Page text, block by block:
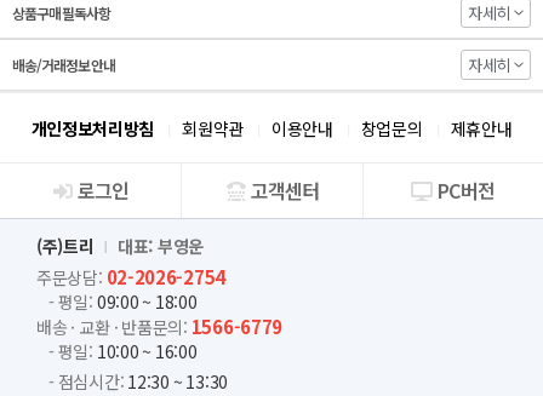
상품구매 필독사항 자세히
배송/거래정보 안내 자세히
개인정보처리방침 회원약관 이용안내 창업문의 제휴안내
회사소개
로그인 고객센터 PC버전
(주)트리
대표: 부영운
주문상담: 02-2026-2754
- 평일: 09:00 ~ 18:00
배송 · 교환 · 반품문의: 1566-6779
- 평일: 10:00 ~ 16:00
- 점심시간: 12:30 ~ 13:30